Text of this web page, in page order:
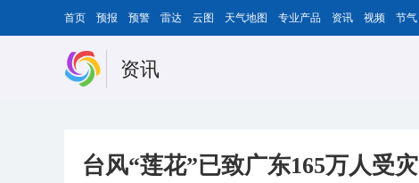
首页 预报 预警 雷达 云图 天气地图 专业产品 资讯 视频 节气
资讯
台风“莲花”已致广东165万人受灾